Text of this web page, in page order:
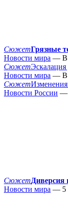
СюжетГрязные
Новости мира —
Сюжет
Новости мира —
Сюжет
Новости России —
СюжетДиверсия
Новости мира — 5